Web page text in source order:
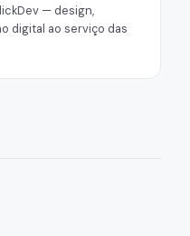
— design,
digital ao serviço das